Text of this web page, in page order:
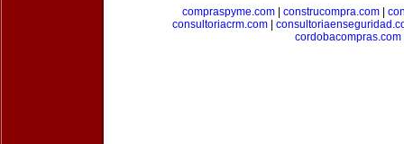
compraspyme.com
construcompra.com
consultoriacrm.com|
cordobacompras.com